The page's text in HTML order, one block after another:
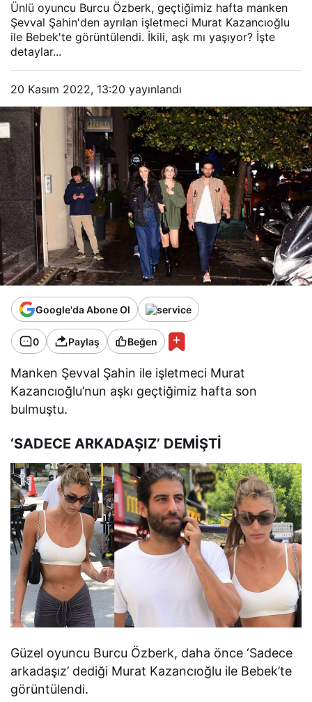
Ünlü oyuncu Burcu Özberk, geçtiğimiz hafta manken
Şevval Şahin'den ayrılan işletmeci Murat Kazancıoğlu
ile Bebek'te görüntülendi. İkili, aşk mı yaşıyor? İşte
detaylar...
20 Kasım 2022, 13:20 yayınlandı
Google'da Abone Ol
0 Paylaş Beğen
Manken Şevval Şahin ile işletmeci Murat
Kazancıoğlu’nun aşkı geçtiğimiz hafta son
bulmuştu.
‘SADECE ARKADAŞIZ’ DEMİŞTİ
Güzel oyuncu Burcu Özberk, daha önce ‘Sadece
arkadaşız’ dediği Murat Kazancıoğlu ile Bebek’te
görüntülendi.